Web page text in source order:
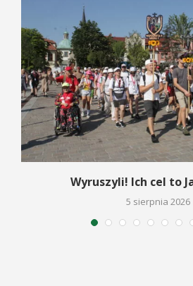
Wyruszyli! Ich cel to
5 sierpnia 2026